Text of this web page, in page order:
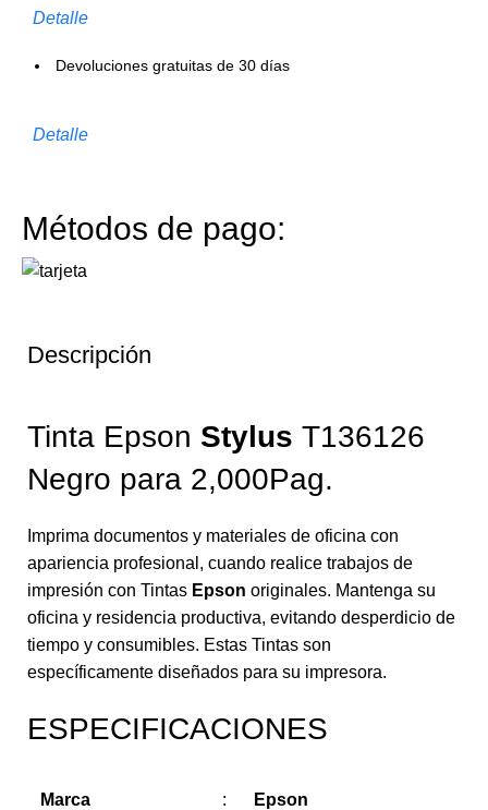
Detalle
Devoluciones gratuitas de 30 días
Detalle
Métodos de pago:
Descripción
Tinta Epson Stylus T136126
Negro para 2,000Pag.
Imprima documentos y materiales de oficina con
apariencia profesional, cuando realice trabajos de
impresión con Tintas Epson originales. Mantenga su
oficina y residencia productiva, evitando desperdicio de
tiempo y consumibles. Estas Tintas son
específicamente diseñados para su impresora.
ESPECIFICACIONES
Marca : Epson